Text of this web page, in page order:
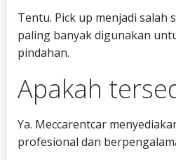
Tentu. Pick up menjadi salah
paling banyak digunakan
pindahan.
Apakah
Ya. Meccarentcar
profesional dan